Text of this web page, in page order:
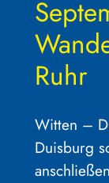
Ruhr
Witten –
Duisburg